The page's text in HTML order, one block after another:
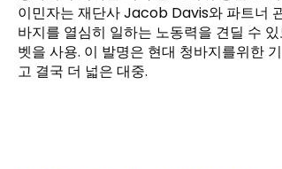
이민자는 재단사 Jacob Davis와 파트너
바지를 열심히 일하는 노동력을 견딜 수
벳을 사용. 이 발명은 현대 청바지를위한
고 결국 더 넓은 대중.